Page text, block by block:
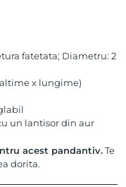
fatetata; Diametru: 2
x lungime)
un lantisor din aur
acest pandantiv.Te
dorita.